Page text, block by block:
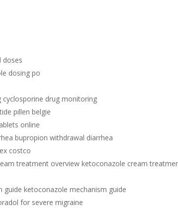
doses
dosing po
drug monitoring
pillen belgie
online
bupropion withdrawal diarrhea
costco
treatment overview ketoconazole cream
guide ketoconazole mechanism guide
for severe migraine